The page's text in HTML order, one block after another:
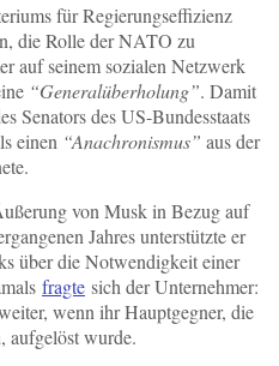
für Regierungseffizienz
die Rolle der NATO zu
auf seinem sozialen Netzwerk
“Generalüberholung”. Damit
Senators des US-Bundesstaats
einen “Anachronismus” aus der
von Musk in Bezug auf
Jahres unterstützte er
über die Notwendigkeit einer
fragte sich der Unternehmer:
wenn ihr Hauptgegner, die
aufgelöst wurde.